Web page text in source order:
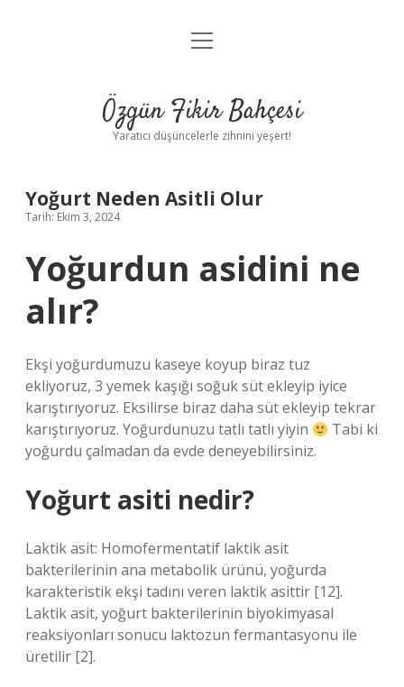
Anasayfa
Yasal Uyarı
menüyü
Özgün Fikir Bahçesi
Yaratıcı düşüncelerle zihnini yeşert!
Yoğurt Neden Asitli Olur
Tarih: Ekim 3, 2024
Yoğurdun asidini ne
alır?
Ekşi yoğurdumuzu kaseye koyup biraz tuz
ekliyoruz, 3 yemek kaşığı soğuk süt ekleyip iyice
karıştırıyoruz. Eksilirse biraz daha süt ekleyip tekrar
karıştırıyoruz. Yoğurdunuzu tatlı tatlı yiyin
Tabi ki
yoğurdu çalmadan da evde deneyebilirsiniz.
Yoğurt asiti nedir?
Laktik asit: Homofermentatif laktik asit
bakterilerinin ana metabolik ürünü, yoğurda
karakteristik ekşi tadını veren laktik asittir [12].
Laktik asit, yoğurt bakterilerinin biyokimyasal
reaksiyonları sonucu laktozun fermantasyonu ile
üretilir [2].